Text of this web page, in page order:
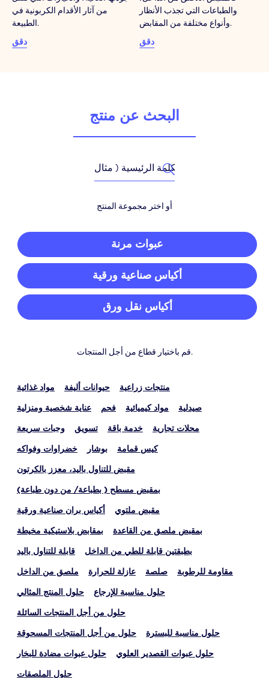
من آثار الأقدام الكربونية في
الطبيعة.
دقق
والطباعات التي تجذب الأنظار
وأنواع مختلفة من المقابض.
دقق
البحث عن منتج
أو اختر مجموعة المنتج
عبوات مرنة
أكياس صناعية ورقية
أكياس نقل ورق
قم باختيار قطاع من أجل المنتجات.
مواد غذائية حيوانات أليفة منتجات زراعية
عناية شخصية ومنزلية فحم مواد كيميائية صيدلية
وجبات سريعة تسويق خدمة باقة محلات تجارية
خضراوات وفواكه بوشار كيس قمامة
مقبض للتناول باليد، معزز بالكرتون
بمقبض مسطح ( بطباعة/ من دون طباعة)
أكياس بران صناعية ورقية مقبض ملتوي
بمقابض بلاستيكية مخيطة بمقبض ملصق من القاعدة
قابلة للتناول باليد بطبقتين قابلة للطي من الداخل
ملصق من الداخل عازلة للحرارة صلصة مقاومة للرطوبة
حلول المنتج المثالي حلول مناسبة للإرجاع
حلول من أجل المنتجات السائلة
حلول من أجل المنتجات المسحوقة حلول مناسبة للبسترة
حلول عبوات مضادة للبخار حلول عبوات القصدير العلوي
حلول الملصقات